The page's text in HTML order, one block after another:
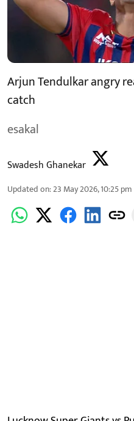
Arjun Tendulkar angry
catch
esakal
Swadesh Ghanekar
Updated on:23 May 2026, 10:25 pm